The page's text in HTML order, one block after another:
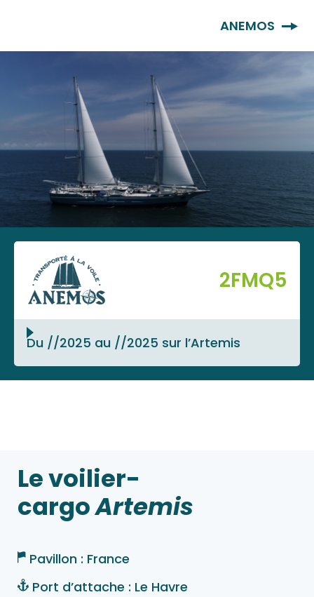
ANEMOS
2FMQ5
Du //2025 au //2025 sur l’Artemis
Le voilier-
cargoArtemis
Pavillon : France
Port d’attache : Le Havre